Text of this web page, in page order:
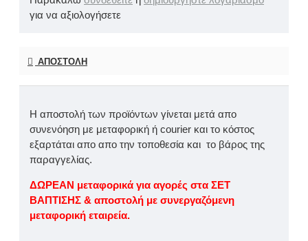
για να αξιολογήσετε
ΑΠΟΣΤΟΛΉ
Η αποστολή των προϊόντων γίνεται μετά απο
συνενόηση με μεταφορική ή courier και το κόστος
εξαρτάται απο απο την τοποθεσία και το βάρος της
παραγγελίας.
ΔΩΡΕΑΝ μεταφορικά για αγορές στα ΣΕΤ
ΒΑΠΤΙΣΗΣ & αποστολή με συνεργαζόμενη
μεταφορική εταιρεία.